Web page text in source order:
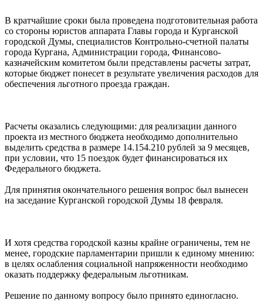
В кратчайшие сроки была проведена подготовительная работа
со стороны юристов аппарата Главы города и Курганской
городской Думы, специалистов Контрольно-счетной палаты
города Кургана, Администрации города, Финансово-
казначейским комитетом были представлены расчеты затрат,
которые бюджет понесет в результате увеличения расходов для
обеспечения льготного проезда граждан.
Расчеты оказались следующими: для реализации данного
проекта из местного бюджета необходимо дополнительно
выделить средства в размере 14.154.210 рублей за 9 месяцев,
при условии, что 15 поездок будет финансироваться их
Федерального бюджета.
Для принятия окончательного решения вопрос был вынесен
на заседание Курганской городской Думы 18 февраля.
И хотя средства городской казны крайне ограничены, тем не
менее, городские парламентарии пришли к единому мнению:
в целях ослабления социальной напряженности необходимо
оказать поддержку федеральным льготникам.
Решение по данному вопросу было принято единогласно.